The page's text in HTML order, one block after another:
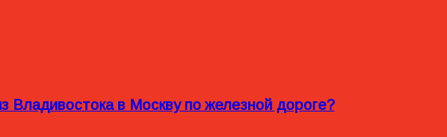
Владивостока в Москву по железной дороге?